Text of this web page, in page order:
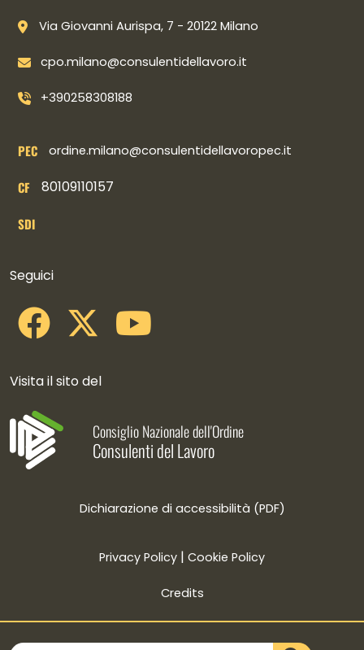
Via Giovanni Aurispa, 7 - 20122 Milano
cpo.milano@consulentidellavoro.it
+390258308188
PEC ordine.milano@consulentidellavoropec.it
CF 80109110157
SDI
Seguici
Visita il sito del
Consiglio Nazionale dell'Ordine
Consulenti del Lavoro
Dichiarazione di accessibilità (PDF)
Privacy Policy | Cookie Policy
Credits